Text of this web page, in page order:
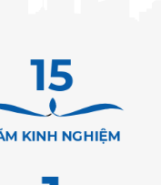
15
KINH NGHIỆM